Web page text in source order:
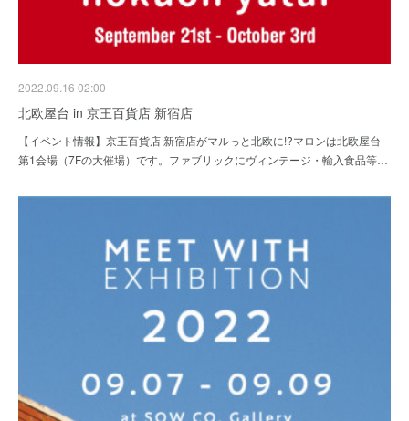
2022.09.16 02:00
北欧屋台 in 京王百貨店 新宿店
【イベント情報】京王百貨店 新宿店がマルっと北欧に!?マロンは北欧屋台
第1会場（7Fの大催場）です。ファブリックにヴィンテージ・輸入食品等…